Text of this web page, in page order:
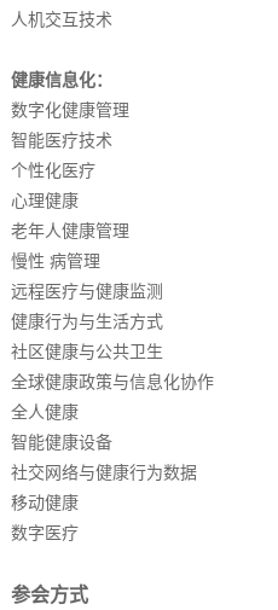
人机交互技术
健康信息化：
数字化健康管理
智能医疗技术
个性化医疗
心理健康
老年人健康管理
慢性 病管理
远程医疗与健康监测
健康行为与生活方式
社区健康与公共卫生
全球健康政策与信息化协作
全人健康
智能健康设备
社交网络与健康行为数据
移动健康
数字医疗
参会方式